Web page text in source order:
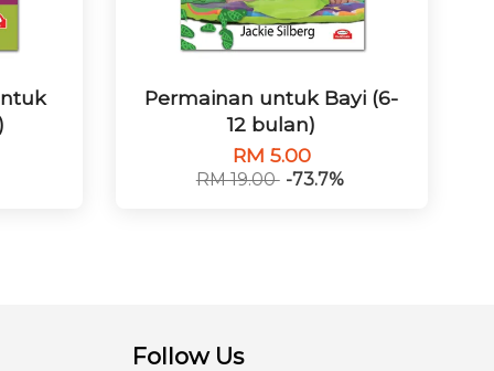
Permainan untuk Bayi (6-
12 bulan)
RM 5.00
RM 19.00 -73.7%
Follow Us